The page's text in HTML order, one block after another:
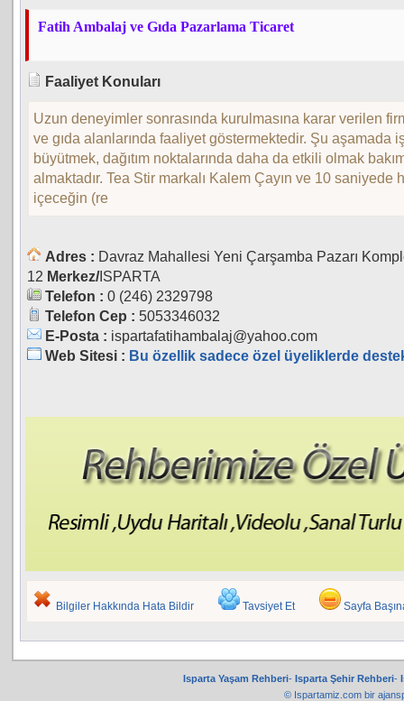
Fatih Ambalaj ve Gıda Pazarlama Ticaret
Faaliyet Konuları
Uzun deneyimler sonrasında kurulmasına karar verilen
ve gıda alanlarında faaliyet göstermektedir. Şu aşamada
büyütmek, dağıtım noktalarında daha da etkili olmak
almaktadır. Tea Stir markalı Kalem Çayın ve 10 saniyede
içeceğin (re
Adres : Davraz Mahallesi Yeni Çarşamba Pazarı
12 Merkez/ISPARTA
Telefon : 0 (246) 2329798
Telefon Cep : 5053346032
E-Posta : ispartafatihambalaj@yahoo.com
Web Sitesi : Bu özellik sadece özel üyeliklerde
Bilgiler Hakkında Hata Bildir Tavsiyet Et Sayfa
Isparta Yaşam Rehberi- Isparta Şehir Rehberi-
© Ispartamiz.com bir